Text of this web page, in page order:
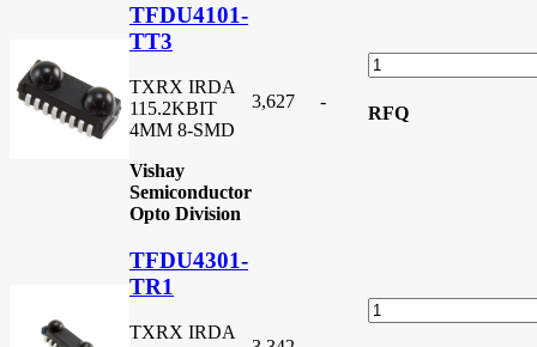
TFDU4101-
TT3
TXRX IRDA
115.2KBIT
4MM 8-SMD
Vishay
Semiconductor
Opto Division
3,627 -
RFQ
TFDU4301-
TR1
TXRX IRDA